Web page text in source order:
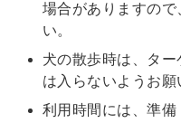
場合がありますの
い。
犬の散歩時は、タ
は入らないようお願
利用時間には、準